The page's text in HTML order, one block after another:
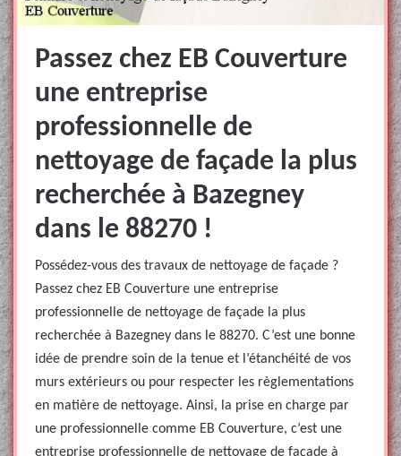
Passez chez EB Couverture
une entreprise
professionnelle de
nettoyage de façade la plus
recherchée à Bazegney
dans le 88270 !
Possédez-vous des travaux de nettoyage de façade ?
Passez chez EB Couverture une entreprise
professionnelle de nettoyage de façade la plus
recherchée à Bazegney dans le 88270. C’est une bonne
idée de prendre soin de la tenue et l’étanchéité de vos
murs extérieurs ou pour respecter les règlementations
en matière de nettoyage. Ainsi, la prise en charge par
une professionnelle comme EB Couverture, c’est une
entreprise professionnelle de nettoyage de façade à